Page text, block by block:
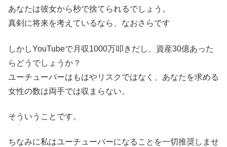
あなたは彼女から秒で捨てられるでしょう。
真剣に将来を考えているなら、なおさらです
しかしYouTubeで月収1000万叩きだし、資産30億あった
らどうでしょうか？
ユーチューバーはもはやリスクではなく、あなたを求める
女性の数は両手では収まらない。
そういうことです。
ちなみに私はユーチューバーになることを一切推奨しませ